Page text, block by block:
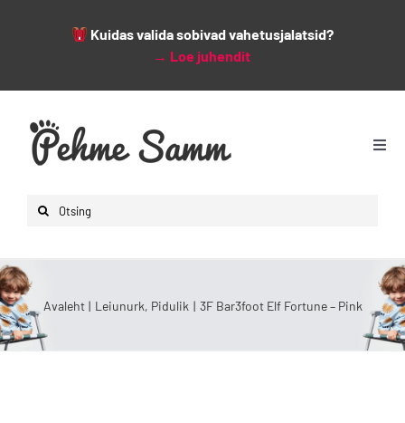
Kuidas valida sobivad vahetusjalatsid?
→ Loe juhendit
content
Search
Lapsed
Mehed
Lisad
Avaleht Leiunurk Pidulik 3F Bar3foot Elf Fortune – Pink